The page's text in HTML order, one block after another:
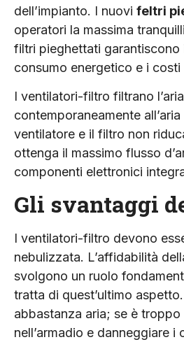
dell’impianto. I nuovi feltri
operatori la massima
filtri pieghettati garantiscono
consumo energetico e i costi
I ventilatori-filtro filtrano
contemporaneamente
ventilatore e il filtro non
ottenga il massimo flusso
componenti elettronici
Gli svantaggi
I ventilatori-filtro devono
nebulizzata. L’affidabilità
svolgono un ruolo
tratta di quest’ultimo
abbastanza aria; se è
nell’armadio e danneggiare